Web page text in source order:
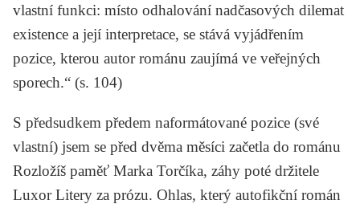
vlastní funkci: místo odhalování nadčasových dilemat
existence a její interpretace, se stává vyjádřením
pozice, kterou autor románu zaujímá ve veřejných
sporech.“ (s. 104)
S předsudkem předem naformátované pozice (své
vlastní) jsem se před dvěma měsíci začetla do románu
Rozložíš paměť Marka Torčíka, záhy poté držitele
Luxor Litery za prózu. Ohlas, který autofikční román